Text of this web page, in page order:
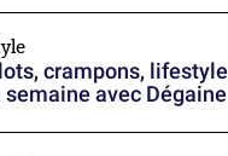
crampons, lifestyle
semaine avec Dégaine